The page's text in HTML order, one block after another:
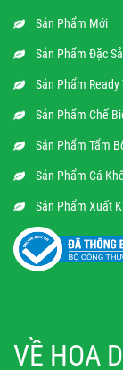
Sản Phẩm Mới
Sản Phẩm Đặc
Sản Phẩm Ready
Sản Phẩm Chế
Sản Phẩm Tẩm
Sản Phẩm Cá
Sản Phẩm Xuất
VỀ HOA